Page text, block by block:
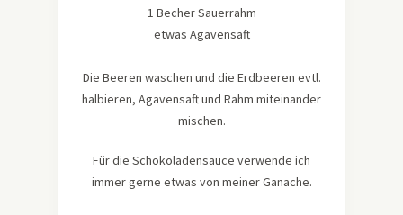
1 Becher Sauerrahm
etwas Agavensaft
Die Beeren waschen und die Erdbeeren evtl.
halbieren, Agavensaft und Rahm miteinander
mischen.
Für die Schokoladensauce verwende ich
immer gerne etwas von meiner Ganache.